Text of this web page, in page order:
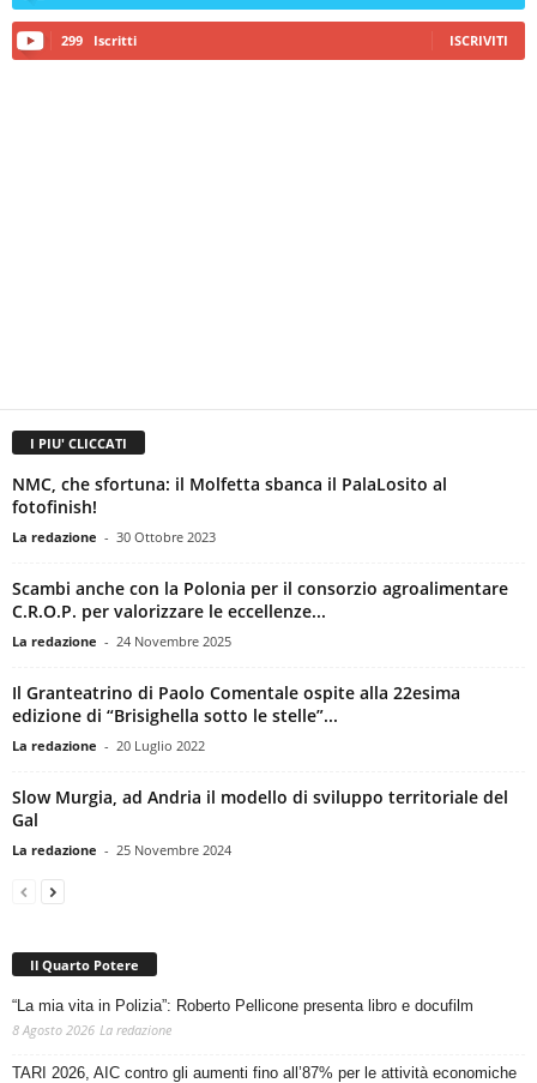
299 Iscritti ISCRIVITI
I PIU' CLICCATI
NMC, che sfortuna: il Molfetta sbanca il PalaLosito al
fotofinish!
La redazione - 30 Ottobre 2023
Scambi anche con la Polonia per il consorzio agroalimentare
C.R.O.P. per valorizzare le eccellenze...
La redazione - 24 Novembre 2025
Il Granteatrino di Paolo Comentale ospite alla 22esima
edizione di “Brisighella sotto le stelle”...
La redazione - 20 Luglio 2022
Slow Murgia, ad Andria il modello di sviluppo territoriale del
Gal
La redazione - 25 Novembre 2024
Il Quarto Potere
“La mia vita in Polizia”: Roberto Pellicone presenta libro e docufilm
8 Agosto 2026 La redazione
TARI 2026, AIC contro gli aumenti fino all’87% per le attività economiche